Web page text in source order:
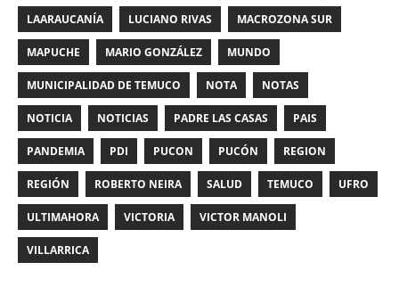
LAARAUCANÍA LUCIANO RIVAS MACROZONA SUR
MAPUCHE MARIO GONZÁLEZ MUNDO
MUNICIPALIDAD DE TEMUCO NOTA NOTAS
NOTICIA NOTICIAS PADRE LAS CASAS PAIS
PANDEMIA PDI PUCON PUCÓN REGION
REGIÓN ROBERTO NEIRA SALUD TEMUCO UFRO
ULTIMAHORA VICTORIA VICTOR MANOLI
VILLARRICA